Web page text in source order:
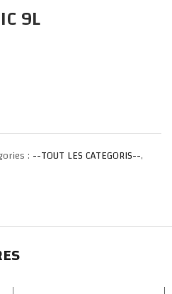
9L
: --TOUT LES CATEGORIS--,